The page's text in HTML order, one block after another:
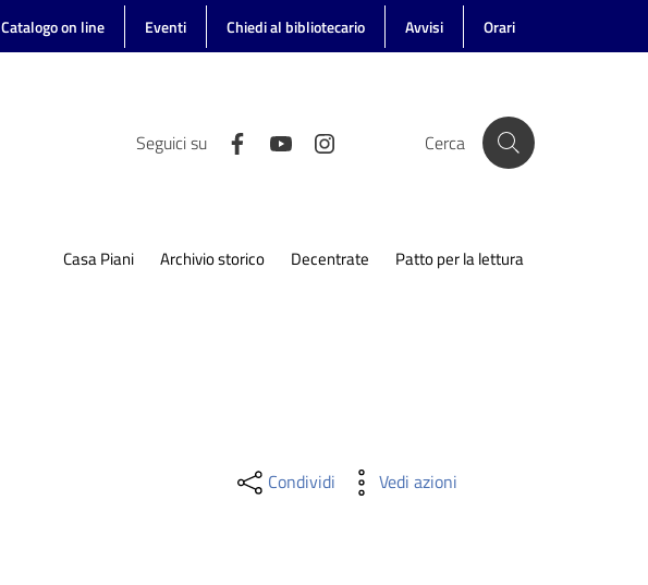
Catalogo on line Eventi Chiedi al bibliotecario Avvisi Orari
Seguici su Cerca
Casa Piani Archivio storico Decentrate Patto per la lettura
Condividi Vedi azioni